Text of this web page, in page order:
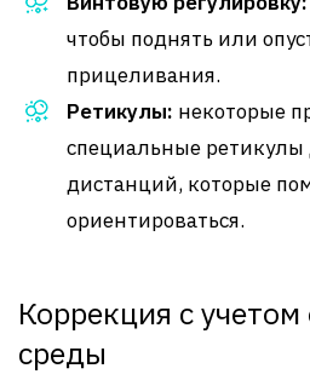
чтобы поднять или
прицеливания.
Ретикулы: некоторые
специальные ретикулы
дистанций, которые
ориентироваться.
Коррекция с
среды